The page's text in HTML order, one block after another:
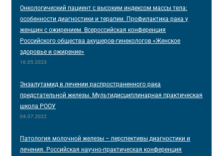
Онкологический пациент с высоким индексом массы тела:
особенности диагностики и терапии. Профилактика рака у
женщин с ожирением. Всероссийская конференция
Российского общества акушеров-гинекологов «Женское
здоровье и ожирение»
16.05.2023
Энзалутамид в лечении распространенного рака
предстательной железы. Мультидисциплинарная практическая
школа РООУ
04.07.2022
Патология молочной железы – перспективы диагностики и
лечения. Российская научно-практическая конференция